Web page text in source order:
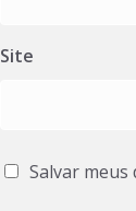
Site
Salvar